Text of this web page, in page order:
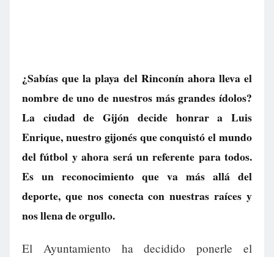
¿Sabías que la playa del Rinconín ahora lleva el
nombre de uno de nuestros más grandes ídolos?
La ciudad de Gijón decide honrar a Luis
Enrique, nuestro gijonés que conquistó el mundo
del fútbol y ahora será un referente para todos.
Es un reconocimiento que va más allá del
deporte, que nos conecta con nuestras raíces y
nos llena de orgullo.
El Ayuntamiento ha decidido ponerle el